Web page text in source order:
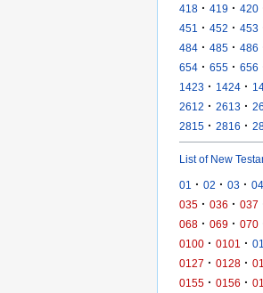
418 · 419 · 420
451 · 452 · 453
484 · 485 · 486
654 · 655 · 656
1423 · 1424 ·
2612 · 2613 ·
2815 · 2816 ·
List of New
01 · 02 · 03 · 04
035 · 036 · 037
068 · 069 · 070
0100 · 0101 ·
0127 · 0128 ·
0155 · 0156 ·